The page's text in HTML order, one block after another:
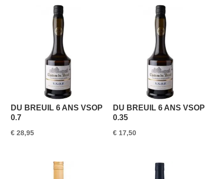
DU BREUIL 6 ANS VSOP
0.7
€ 28,95
DU BREUIL 6 ANS VSOP
0.35
€ 17,50